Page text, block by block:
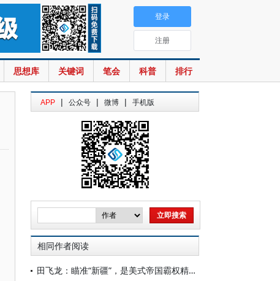
思想库 关键词 笔会 科普 排行
登录
注册
APP | 公众号 | 微博 | 手机版
相同作者阅读
田飞龙：瞄准“新疆”，是美式帝国霸权精心酝酿的专项行动